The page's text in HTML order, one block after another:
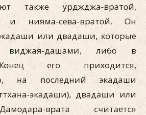
также урджджа-вратой,
и нияма-сева-вратой. Он
или двадаши, которые
виджая-дашами, либо в
его приходится,
на последний экадаши
экадаши), двадаши или
врата считается